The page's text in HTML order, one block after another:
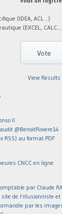
(IDEA, ACL...)
(EXCEL,
View Results
II
@BenoitRiviere14
RSS) au format PDF
CNCC en ligne
par Claude
de l'illusionniste et
par les